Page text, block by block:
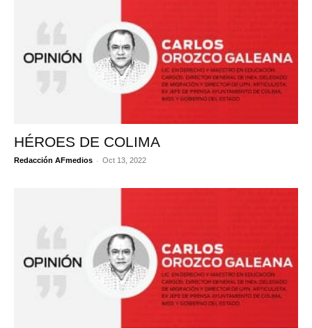
HÉROES DE COLIMA
Redacción AFmedios - Oct 13, 2022